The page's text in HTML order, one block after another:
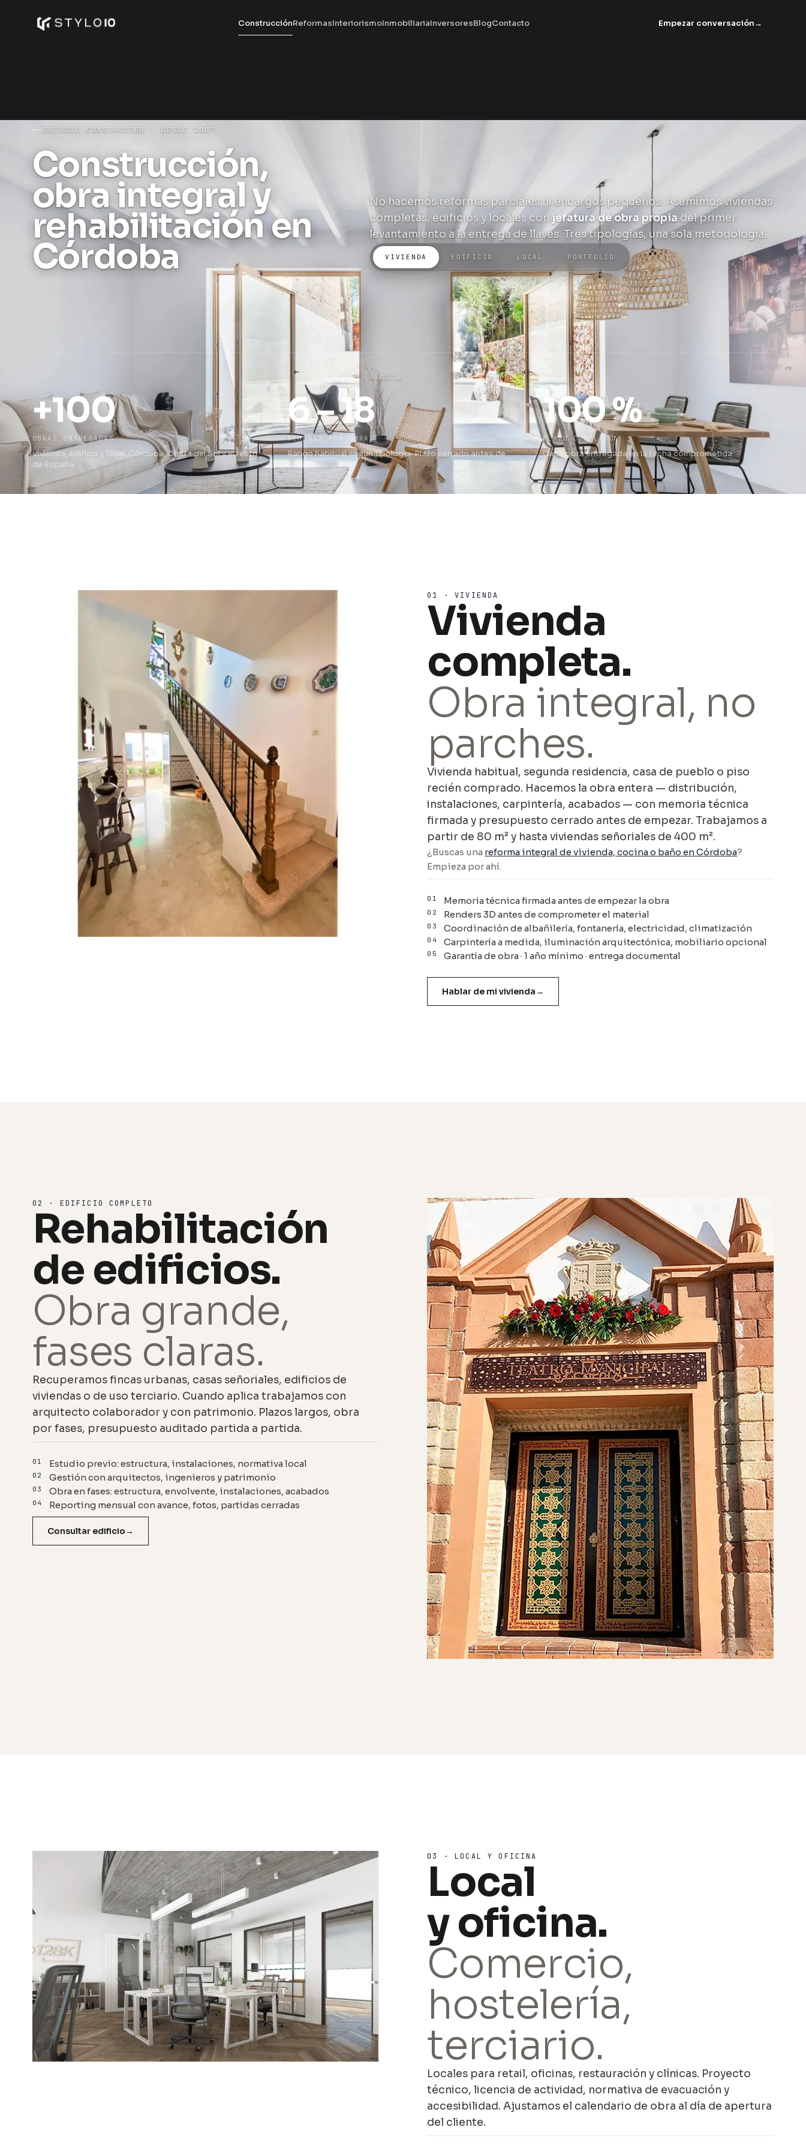
ConstrucciónReformasInteriorismoInmobiliariaInversoresBlogContacto Empezar conversación→
ESTUDIO CONSTRUCTOR · DESDE 2007
Construcción,
obra integral y
rehabilitación en
Córdoba
No hacemos reformas parciales ni encargos pequeños. Asumimos viviendas
completas, edificios y locales con jefatura de obra propia del primer
levantamiento a la entrega de llaves. Tres tipologías, una sola metodología.
VIVIENDA EDIFICIO LOCAL PORTFOLIO
+100
OBRAS ENTREGADAS
Vivienda, edificio y local. Córdoba, Costa del Sol y el resto
de España.
6 – 18
SEMANAS POR OBRA
Rango habitual según tipología. Plazo cerrado antes de
firmar.
100 %
PLAZO CUMPLIDO
Cada obra entregada en la fecha comprometida.
01 · VIVIENDA
Vivienda
completa.
Obra integral, no
parches.
Vivienda habitual, segunda residencia, casa de pueblo o piso
recién comprado. Hacemos la obra entera — distribución,
instalaciones, carpintería, acabados — con memoria técnica
firmada y presupuesto cerrado antes de empezar. Trabajamos a
partir de 80 m² y hasta viviendas señoriales de 400 m².
¿Buscas una reforma integral de vivienda, cocina o baño en Córdoba?
Empieza por ahí.
01 Memoria técnica firmada antes de empezar la obra
02 Renders 3D antes de comprometer el material
03 Coordinación de albañilería, fontanería, electricidad, climatización
04 Carpintería a medida, iluminación arquitectónica, mobiliario opcional
05 Garantía de obra · 1 año mínimo · entrega documental
Hablar de mi vivienda→
02 · EDIFICIO COMPLETO
Rehabilitación
de edificios.
Obra grande,
fases claras.
Recuperamos fincas urbanas, casas señoriales, edificios de
viviendas o de uso terciario. Cuando aplica trabajamos con
arquitecto colaborador y con patrimonio. Plazos largos, obra
por fases, presupuesto auditado partida a partida.
01 Estudio previo: estructura, instalaciones, normativa local
02 Gestión con arquitectos, ingenieros y patrimonio
03 Obra en fases: estructura, envolvente, instalaciones, acabados
04 Reporting mensual con avance, fotos, partidas cerradas
Consultar edificio→
03 · LOCAL Y OFICINA
Local
y oficina.
Comercio,
hostelería,
terciario.
Locales para retail, oficinas, restauración y clínicas. Proyecto
técnico, licencia de actividad, normativa de evacuación y
accesibilidad. Ajustamos el calendario de obra al día de apertura
del cliente.